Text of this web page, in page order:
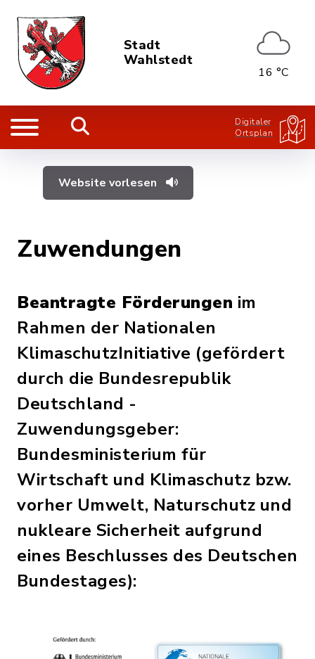
Stadt
Wahlstedt
16 °C
Digitaler
Ortsplan
Website vorlesen
Zuwendungen
Beantragte Förderungen im
Rahmen der Nationalen
KlimaschutzInitiative (gefördert
durch die Bundesrepublik
Deutschland -
Zuwendungsgeber:
Bundesministerium für
Wirtschaft und Klimaschutz bzw.
vorher Umwelt, Naturschutz und
nukleare Sicherheit aufgrund
eines Beschlusses des Deutschen
Bundestages):